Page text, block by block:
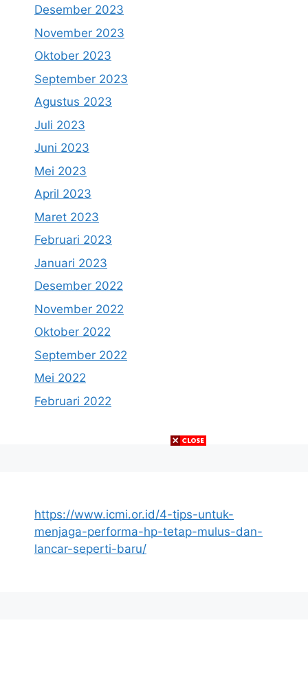
Desember 2023
November 2023
Oktober 2023
September 2023
Agustus 2023
Juli 2023
Juni 2023
Mei 2023
April 2023
Maret 2023
Februari 2023
Januari 2023
Desember 2022
November 2022
Oktober 2022
September 2022
Mei 2022
Februari 2022
https://www.icmi.or.id/4-tips-untuk-
menjaga-performa-hp-tetap-mulus-dan-
lancar-seperti-baru/